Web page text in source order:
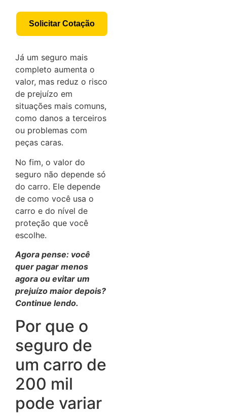
Solicitar Cotação
Já um seguro mais
completo aumenta o
valor, mas reduz o risco
de prejuízo em
situações mais comuns,
como danos a terceiros
ou problemas com
peças caras.
No fim, o valor do
seguro não depende só
do carro. Ele depende
de como você usa o
carro e do nível de
proteção que você
escolhe.
Agora pense: você
quer pagar menos
agora ou evitar um
prejuízo maior depois?
Continue lendo.
Por que o
seguro de
um carro de
200 mil
pode variar